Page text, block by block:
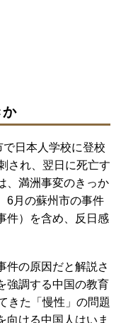
か
で日本人学校に登校
され、翌日に死亡す
、満洲事変のきっか
6月の蘇州市の事件
件）を含め、反日感
件の原因だと解説さ
強調する中国の教育
きた「慢性」の問題
向ける中国人はいま